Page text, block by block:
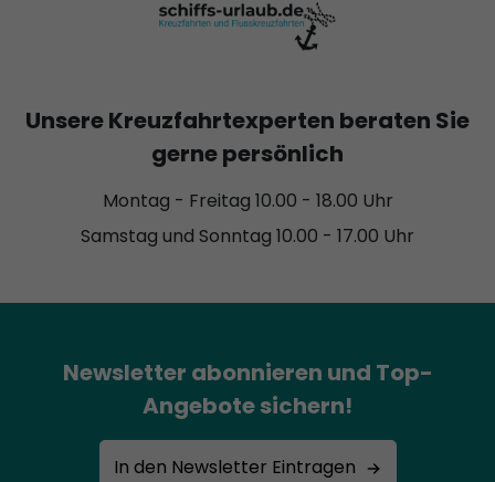
Unsere Kreuzfahrtexperten beraten Sie
gerne persönlich
Montag - Freitag 10.00 - 18.00 Uhr
Samstag und Sonntag 10.00 - 17.00 Uhr
Newsletter abonnieren und Top-
Angebote sichern!
In den Newsletter Eintragen